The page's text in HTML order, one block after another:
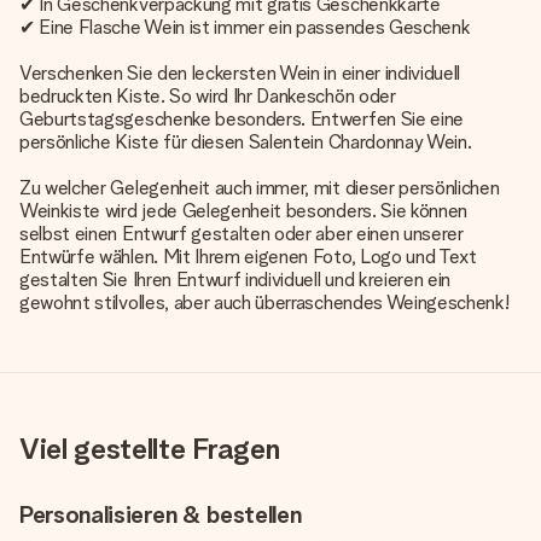
✔ Eine Flasche Wein ist immer ein passendes Geschenk
Verschenken Sie den leckersten Wein in einer individuell
bedruckten Kiste. So wird Ihr Dankeschön oder
Geburtstagsgeschenke besonders. Entwerfen Sie eine
persönliche Kiste für diesen Salentein Chardonnay Wein.
Zu welcher Gelegenheit auch immer, mit dieser persönlichen
Weinkiste wird jede Gelegenheit besonders. Sie können
selbst einen Entwurf gestalten oder aber einen unserer
Entwürfe wählen. Mit Ihrem eigenen Foto, Logo und Text
gestalten Sie Ihren Entwurf individuell und kreieren ein
gewohnt stilvolles, aber auch überraschendes Weingeschenk!
Viel gestellte Fragen
Personalisieren & bestellen